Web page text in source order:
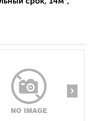
срок, 14м²,
›